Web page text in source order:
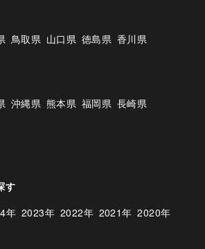
鳥取県 山口県 徳島県 香川県
沖縄県 熊本県 福岡県 長崎県
す
年 2023年 2022年 2021年 2020年